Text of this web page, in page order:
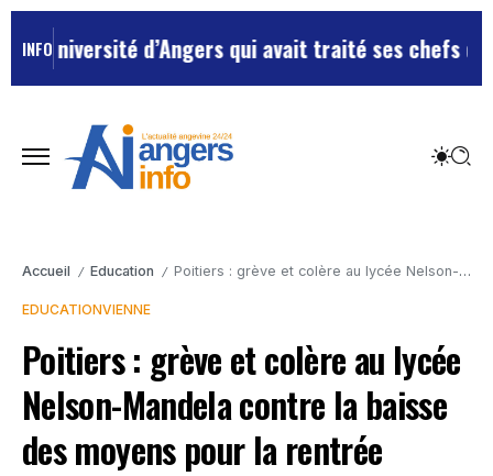
INFO d’Angers qui avait traité ses chefs de
Accueil / Education / Poitiers : grève et colère au lycée Nelson-Mandela contre la baisse des moyens pour la rentrée
EDUCATIONVIENNE
Poitiers : grève et colère au lycée
Nelson-Mandela contre la baisse
des moyens pour la rentrée